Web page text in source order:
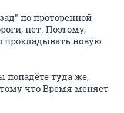
по проторенной
нет. Поэтому,
прокладывать новую
попадёте туда же,
что Время меняет